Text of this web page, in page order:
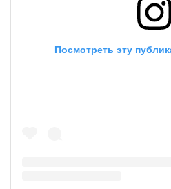
Посмотреть эту